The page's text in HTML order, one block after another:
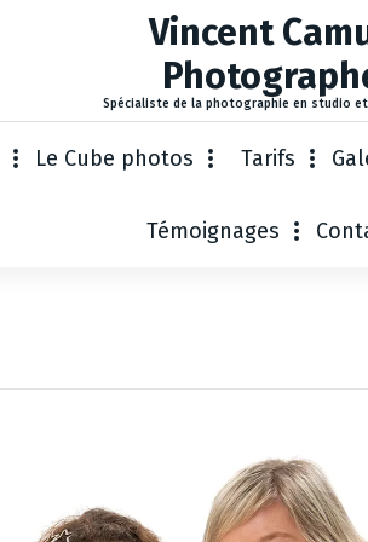
Vincent
Spécialiste de la photographie en studio
Le Cube photos Tarifs
Témoignages